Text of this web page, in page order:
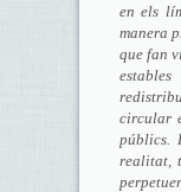
en els
manera
que fan
circular
públics.
realitat,